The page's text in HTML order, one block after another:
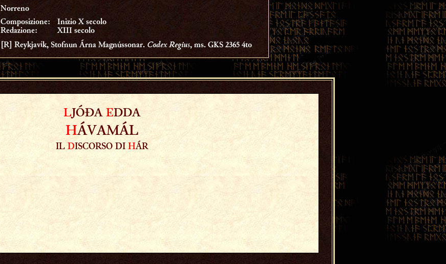
Norreno
Composizione:
Redazione:
Inizio X secolo
XIII secolo
[R] Reykjavík, Stofnun Árna Magnússonar. Codex Regius, ms. GKS 2365 4to
L JÓÐA EDDA
HÁVAMÁL
IL DISCORSO DI HÁR